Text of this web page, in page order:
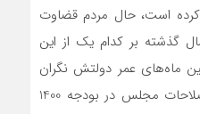
است، حال مردم قضاوت
که آقای روحانی در 8 سال گذشته بر کدام یک از این
ماه‌های عمر دولتش نگران
از دست رفتن این اصول با اصلاحات مجلس در بودجه 1400